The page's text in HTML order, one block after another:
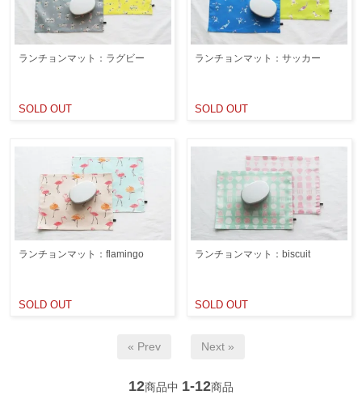
ランチョンマット：ラグビー
SOLD OUT
ランチョンマット：サッカー
SOLD OUT
ランチョンマット：flamingo
SOLD OUT
ランチョンマット：biscuit
SOLD OUT
« Prev Next »
12商品中 1-12商品